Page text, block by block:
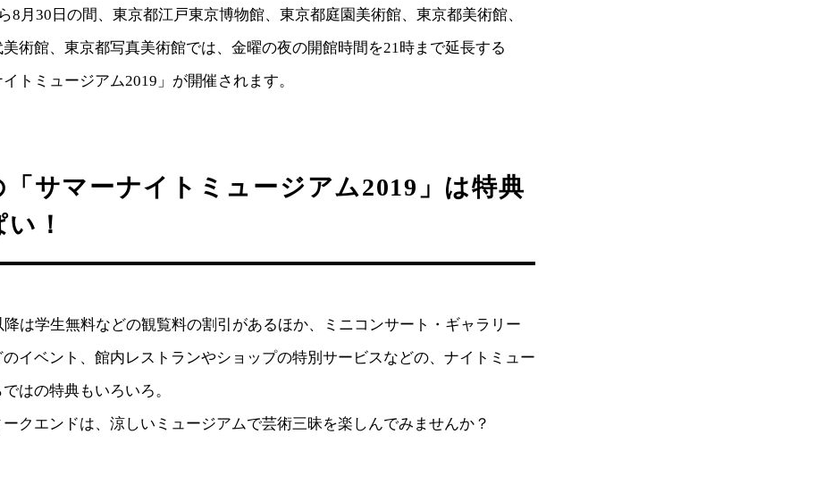
8月30日の間、東京都江戸東京博物館、東京都庭園美術館、東京都美術館、
術館、東京都写真美術館では、金曜の夜の開館時間を21時まで延長する
イトミュージアム2019」が開催されます。
「サマーナイトミュージアム2019」は特典
！
降は学生無料などの観覧料の割引があるほか、ミニコンサート・ギャラリー
のイベント、館内レストランやショップの特別サービスなどの、ナイトミュー
はの特典もいろいろ。
クエンドは、涼しいミュージアムで芸術三昧を楽しんでみませんか？